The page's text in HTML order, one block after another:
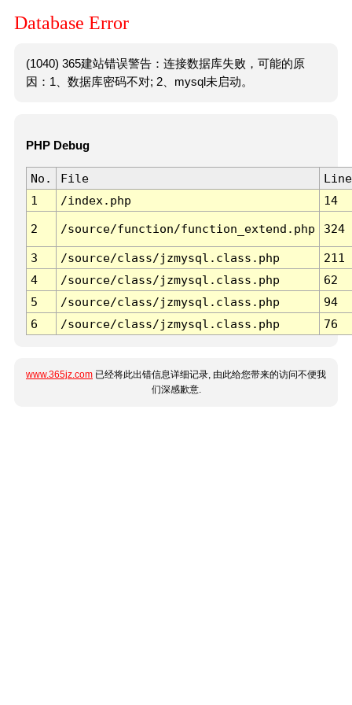
Database Error
(1040) 365建站错误警告：连接数据库失败，可能的原
因：1、数据库密码不对; 2、mysql未启动。
PHP Debug
No. File
Line
1
/index.php 14
2 /source/function/function_extend.php 324
3 /source/class/jzmysql.class.php
211
4
/source/class/jzmysql.class.php
62
5
/source/class/jzmysql.class.php
94
6
/source/class/jzmysql.class.php 76
www.365jz.com 已经将此出错信息详细记录, 由此给您带来的访问不便我
们深感歉意.